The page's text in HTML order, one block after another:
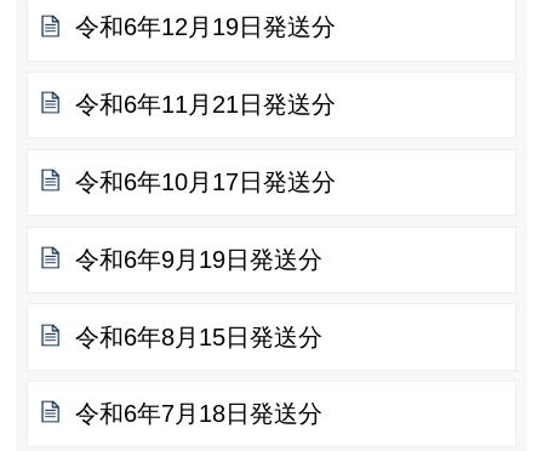
令和6年12月19日発送分
令和6年11月21日発送分
令和6年10月17日発送分
令和6年9月19日発送分
令和6年8月15日発送分
令和6年7月18日発送分